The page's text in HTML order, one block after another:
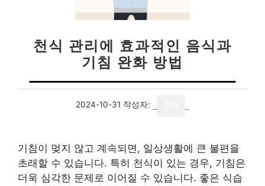
천식 관리에 효과적인 음식과
기침 완화 방법
2024-10-31 작성자:
기침이 멎지 않고 계속되면, 일상생활에 큰 불편을
초래할 수 있습니다. 특히 천식이 있는 경우, 기침은
더욱 심각한 문제로 이어질 수 있습니다. 좋은 식습